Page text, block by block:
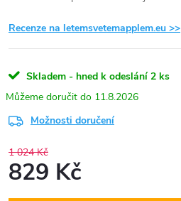
Recenze na letemsvetemapplem.eu >>
Skladem - hned k odeslání 2 ks
11.8.2026
Možnosti doručení
1 024 Kč
829 Kč